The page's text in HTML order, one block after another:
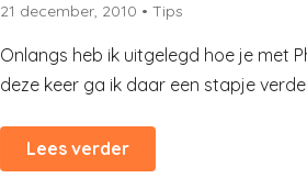
21 december, 2010 • Tips
Onlangs heb ik uitgelegd hoe je met
deze keer ga ik daar een stapje
Lees verder